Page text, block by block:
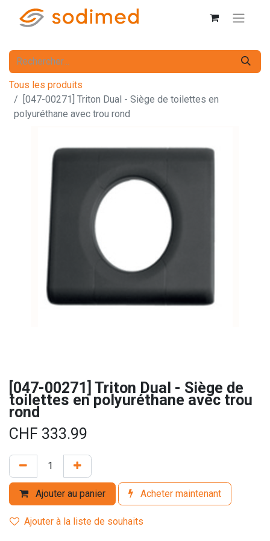
Tous les produits
[047-00271] Triton Dual - Siège de toilettes en
polyuréthane avec trou rond
[047-00271] Triton Dual - Siège de
toilettes en polyuréthane avec trou
rond
CHF 333.99
Ajouter au panier Acheter maintenant
Ajouter à la liste de souhaits